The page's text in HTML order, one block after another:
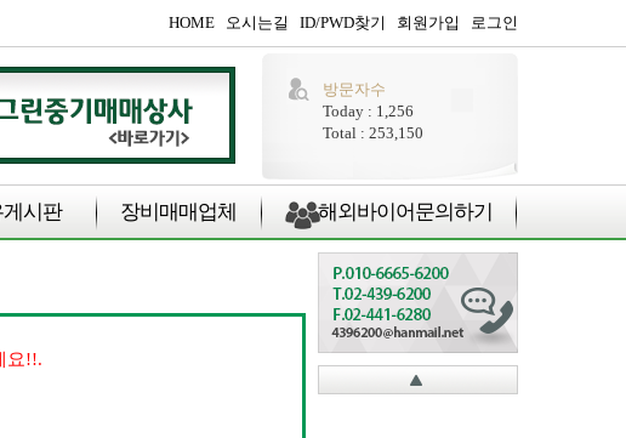
HOME 오시는길 ID/PWD찾기 회원가입 로그인
방문자수
Today : 1,256
Total : 253,150
게시판 장비매매업체 해외바이어문의하기
요!!.